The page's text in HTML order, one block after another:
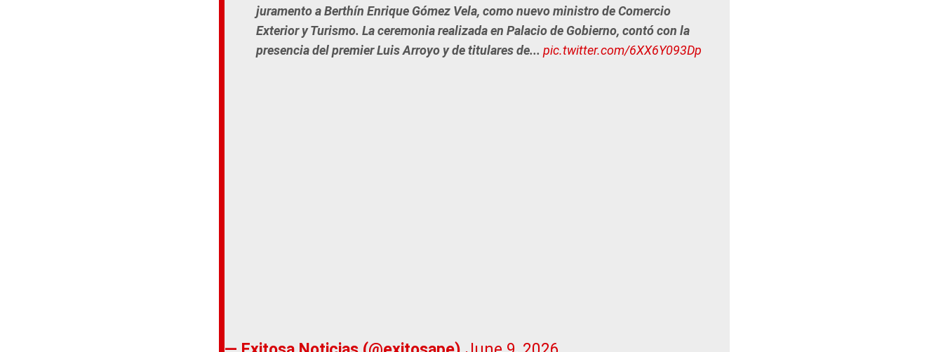
juramento a Berthín Enrique Gómez Vela, como nuevo ministro de Comercio
Exterior y Turismo. La ceremonia realizada en Palacio de Gobierno, contó con la
presencia del premier Luis Arroyo y de titulares de... pic.twitter.com/6XX6Y093Dp